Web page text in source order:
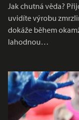
Jak chutná věda?
uvidíte výrobu
dokáže během
lahodnou…